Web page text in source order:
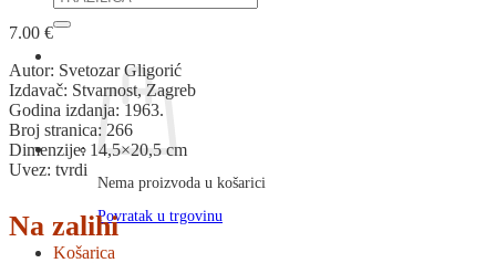
Nema proizvoda u košarici
Povratak u trgovinu
Košarica
7.00 €
Autor: Svetozar Gligorić
Izdavač: Stvarnost, Zagreb
Godina izdanja: 1963.
Broj stranica: 266
Dimenzije: 14,5×20,5 cm
Uvez: tvrdi
Na zalihi